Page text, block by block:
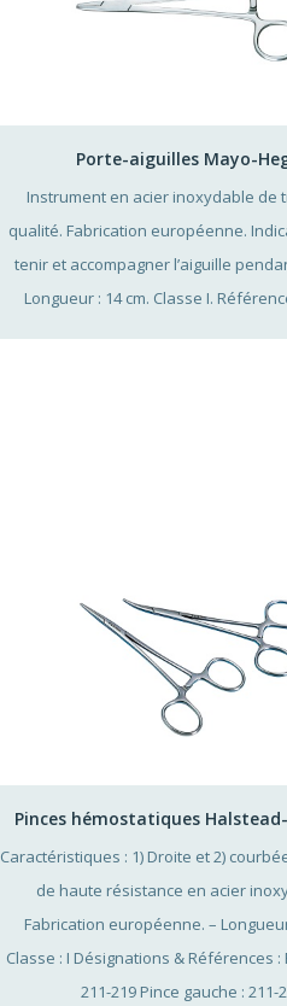
Porte-aiguilles Mayo-
Instrument en acier inoxydable de
qualité. Fabrication européenne.
tenir et accompagner l’aiguille
Longueur : 14 cm. Classe I.
Pinces hémostatiques
Caractéristiques : 1) Droite et 2)
de haute résistance en acier
Fabrication européenne. –
Classe : I Désignations & Références :
211-219 Pince gauche : 211-